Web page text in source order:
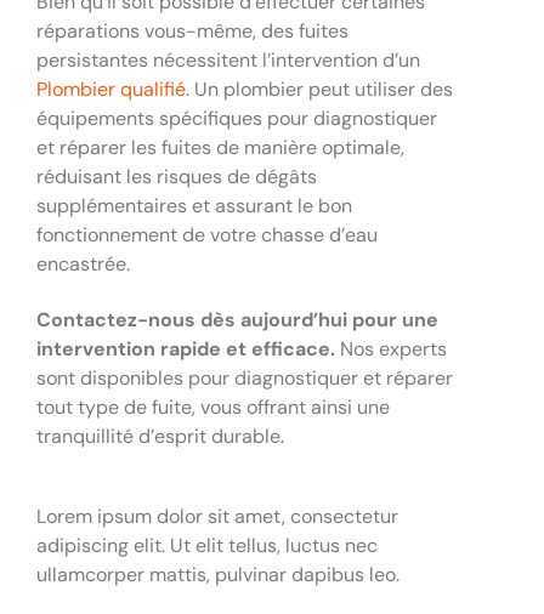
réparations vous-même, des fuites
persistantes nécessitent l’intervention d’un
Plombier qualifié. Un plombier peut utiliser des
équipements spécifiques pour diagnostiquer
et réparer les fuites de manière optimale,
réduisant les risques de dégâts
supplémentaires et assurant le bon
fonctionnement de votre chasse d’eau
encastrée.
Contactez-nous dès aujourd’hui pour une
intervention rapide et efficace. Nos experts
sont disponibles pour diagnostiquer et réparer
tout type de fuite, vous offrant ainsi une
tranquillité d’esprit durable.
Lorem ipsum dolor sit amet, consectetur
adipiscing elit. Ut elit tellus, luctus nec
ullamcorper mattis, pulvinar dapibus leo.